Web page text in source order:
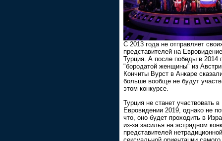
С 2013 года не отправляет
представителей на
Турция. А после победы в 2014
"бородатой женщины" из
Кончиты Вурст в Анкаре
больше вообще не будут
этом конкурсе.
Турция не станет участвовать в
Евровидении 2019, однако не
что, оно будет проходить в
из-за засилья на эстрадном
представителей нетрадиционной